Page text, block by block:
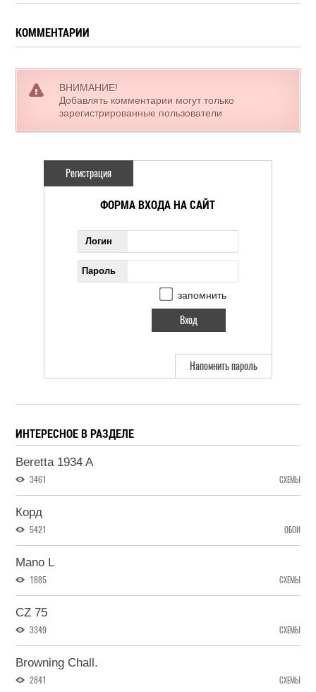
КОММЕНТАРИИ
ВНИМАНИЕ!
Добавлять комментарии могут только
зарегистрированные пользователи
Регистрация
ФОРМА ВХОДА НА САЙТ
Логин
Пароль
запомнить
Напомнить пароль
ИНТЕРЕСНОЕ В РАЗДЕЛЕ
Beretta 1934 A
3461 СХЕМЫ
Корд
5421 ОБОИ
Mano L
1885 СХЕМЫ
CZ 75
3349 СХЕМЫ
Browning Chall.
2841 СХЕМЫ